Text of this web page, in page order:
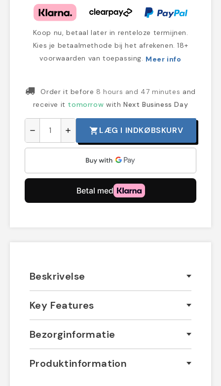
Koop nu, betaal later in renteloze termijnen.
Kies je betaalmethode bij het afrekenen. 18+
voorwaarden van toepassing. Meer info
Order it before 8 hours and 47 minutes and
receive it tomorrow with Next Business Day
remove add shopping_cart LÆG I INDKØBSKURV
Beskrivelse
Key Features
Bezorginformatie
Produktinformation